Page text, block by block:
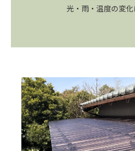
光・雨・温度の変